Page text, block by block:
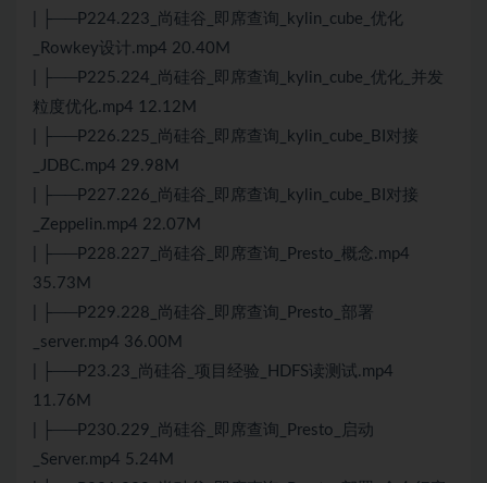
| ├──P224.223_尚硅谷_即席查询_kylin_cube_优化
_Rowkey设计.mp4 20.40M
| ├──P225.224_尚硅谷_即席查询_kylin_cube_优化_并发
粒度优化.mp4 12.12M
| ├──P226.225_尚硅谷_即席查询_kylin_cube_BI对接
_JDBC.mp4 29.98M
| ├──P227.226_尚硅谷_即席查询_kylin_cube_BI对接
_Zeppelin.mp4 22.07M
| ├──P228.227_尚硅谷_即席查询_Presto_概念.mp4
35.73M
| ├──P229.228_尚硅谷_即席查询_Presto_部署
_server.mp4 36.00M
| ├──P23.23_尚硅谷_项目经验_HDFS读测试.mp4
11.76M
| ├──P230.229_尚硅谷_即席查询_Presto_启动
_Server.mp4 5.24M